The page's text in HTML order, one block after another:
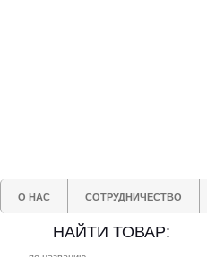
О НАС СОТРУДНИЧЕСТВО
НАЙТИ ТОВАР: